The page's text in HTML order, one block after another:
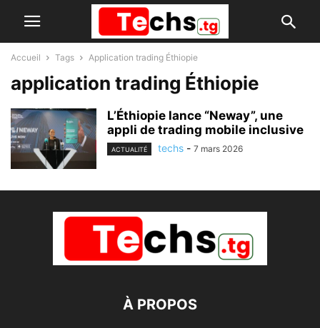
Accueil Tags Application trading Éthiopie
application trading Éthiopie
L’Éthiopie lance “Neway”, une
appli de trading mobile inclusive
ACTUALITÉ techs - 7 mars 2026
À PROPOS